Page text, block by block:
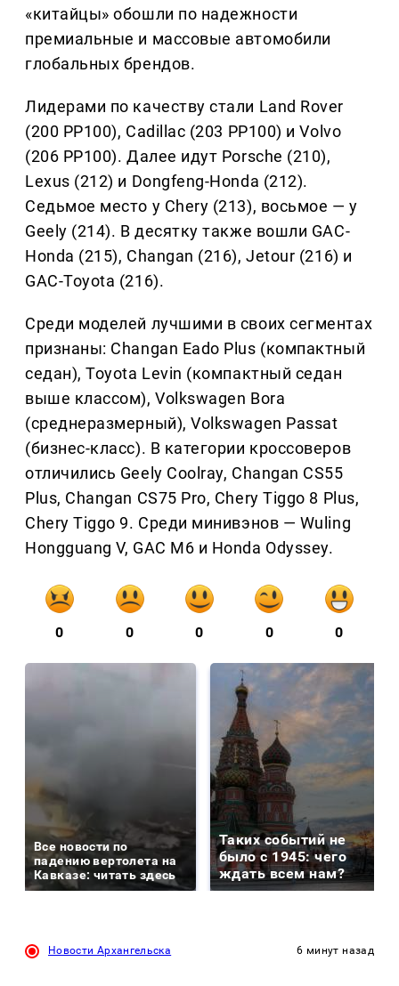
«китайцы» обошли по надежности
премиальные и массовые автомобили
глобальных брендов.
Лидерами по качеству стали Land Rover
(200 PP100), Cadillac (203 PP100) и Volvo
(206 PP100). Далее идут Porsche (210),
Lexus (212) и Dongfeng-Honda (212).
Седьмое место у Chery (213), восьмое — у
Geely (214). В десятку также вошли GAC-
Honda (215), Changan (216), Jetour (216) и
GAC-Toyota (216).
Среди моделей лучшими в своих сегментах
признаны: Changan Eado Plus (компактный
седан), Toyota Levin (компактный седан
выше классом), Volkswagen Bora
(среднеразмерный), Volkswagen Passat
(бизнес-класс). В категории кроссоверов
отличились Geely Coolray, Changan CS55
Plus, Changan CS75 Pro, Chery Tiggo 8 Plus,
Chery Tiggo 9. Среди минивэнов — Wuling
Hongguang V, GAC M6 и Honda Odyssey.
0 0 0 0 0
Все новости по
падению вертолета на
Кавказе: читать здесь
Таких событий не
было с 1945: чего
ждать всем нам?
Новости Архангельска 6 минут назад